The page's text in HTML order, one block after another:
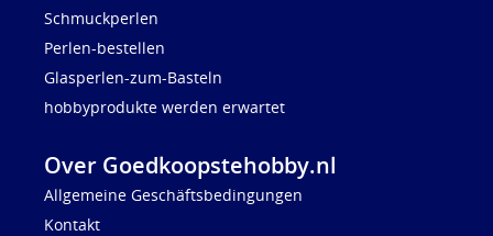
Schmuckperlen
Perlen-bestellen
Glasperlen-zum-Basteln
hobbyprodukte werden erwartet
Over Goedkoopstehobby.nl
Allgemeine Geschäftsbedingungen
Kontakt